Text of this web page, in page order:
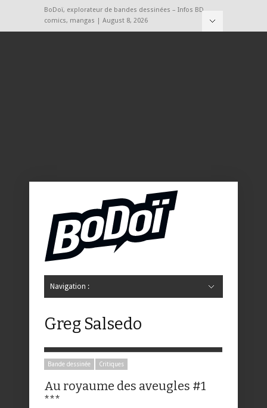
BoDoï, explorateur de bandes dessinées – Infos BD,
comics, mangas | August 8, 2026
Navigation :
Greg Salsedo
Bande dessinée Critiques
Au royaume des aveugles #1
***